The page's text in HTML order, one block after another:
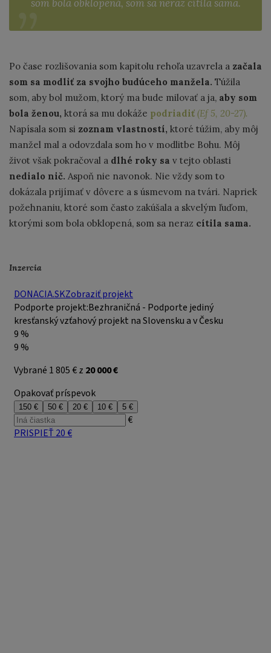
som bola obklopená, som sa neraz cítila sama.
Po čase rozlišovania som kapitolu rehoľa uzavrela a začala
som sa modliť za svojho budúceho manžela. Túžila
som, aby bol mužom, ktorý ma bude milovať a ja, aby som
bola ženou, ktorá sa mu dokáže podriadiť (Ef 5, 20-27).
Napísala som si zoznam vlastností, ktoré túžim, aby môj
manžel mal a odovzdala som ho v modlitbe Bohu. Môj
život však pokračoval a dlhé roky sa v tejto oblasti
nedialo nič. Aspoň nie navonok. Nie vždy som to
dokázala prijímať v dôvere a s úsmevom na tvári. Napriek
požehnaniu, ktoré som často zakúšala a skvelým ľuďom,
ktorými som bola obklopená, som sa neraz cítila sama.
Inzercia